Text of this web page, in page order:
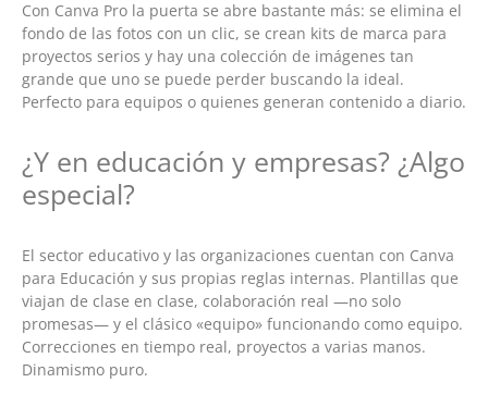
Con Canva Pro la puerta se abre bastante más: se elimina el
fondo de las fotos con un clic, se crean kits de marca para
proyectos serios y hay una colección de imágenes tan
grande que uno se puede perder buscando la ideal.
Perfecto para equipos o quienes generan contenido a diario.
¿Y en educación y empresas? ¿Algo
especial?
El sector educativo y las organizaciones cuentan con Canva
para Educación y sus propias reglas internas. Plantillas que
viajan de clase en clase, colaboración real —no solo
promesas— y el clásico «equipo» funcionando como equipo.
Correcciones en tiempo real, proyectos a varias manos.
Dinamismo puro.